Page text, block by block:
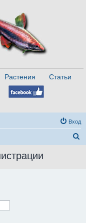
Растения
Статьи
Вход